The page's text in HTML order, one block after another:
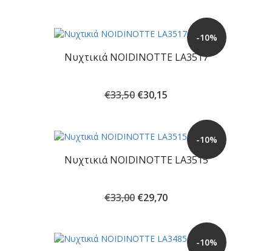
-10%
Νυχτικιά NOIDINOTTE LA3517
€33,50 Original
€30,15
€30,15.
-10%
Νυχτικιά NOIDINOTTE LA3515
€33,00 Original
€29,70Η
€29,70.
-10%